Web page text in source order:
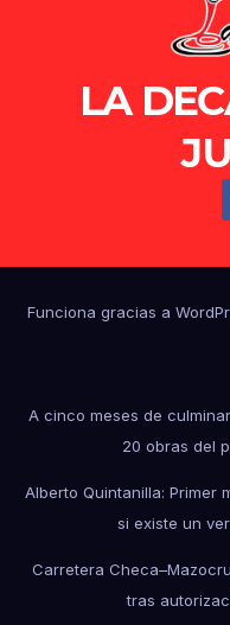
LA
Funciona gracias a
A cinco meses de
20 obras del
Alberto Quintanilla: Primer
si existe un
Carretera
tras